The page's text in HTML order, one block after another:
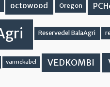
octowood Oregon
Reservedel BalaAgri
varmekabel VEDKOMBI